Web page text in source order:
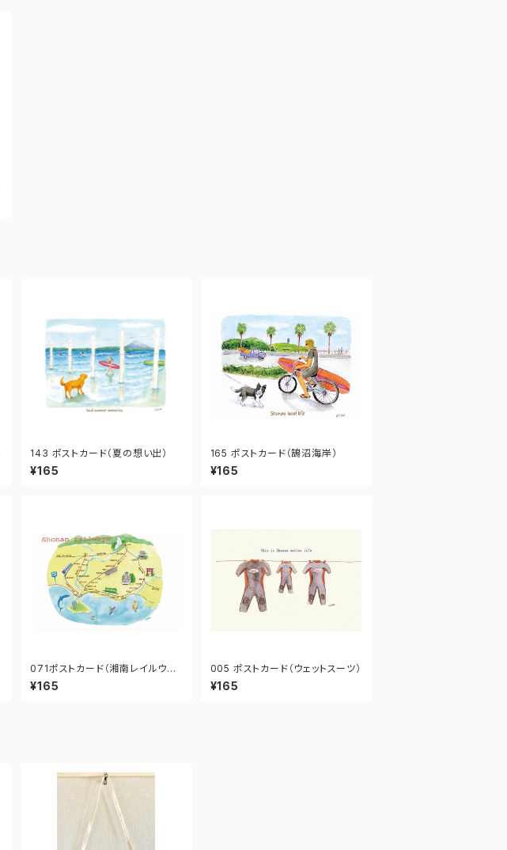
143 ポストカード（夏の想い出）
¥165
165 ポストカード（鵠沼海岸）
¥165
071ポストカード（湘南レイルウェ
イ）
¥165
005 ポストカード（ウェットスーツ）
¥165